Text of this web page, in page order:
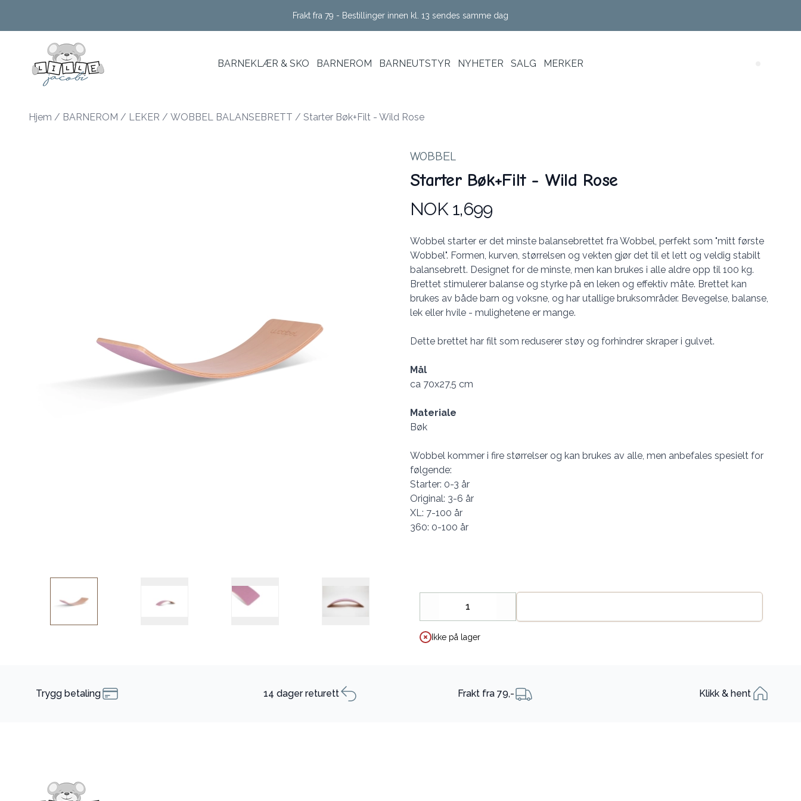
Frakt fra 79 - Bestillinger innen kl. 13 sendes samme dag
BARNEKLÆR & SKO BARNEROM BARNEUTSTYR NYHETER SALG MERKER
Hjem / BARNEROM / LEKER / WOBBEL BALANSEBRETT / Starter Bøk+Filt - Wild Rose
WOBBEL
Starter Bøk+Filt - Wild Rose
Produktdetaljer
NOK 1,699
Description
Wobbel starter er det minste balansebrettet fra Wobbel, perfekt som "mitt første
Wobbel". Formen, kurven, størrelsen og vekten gjør det til et lett og veldig stabilt
balansebrett. Designet for de minste, men kan brukes i alle aldre opp til 100 kg.
Brettet stimulerer balanse og styrke på en leken og effektiv måte. Brettet kan
brukes av både barn og voksne, og har utallige bruksområder. Bevegelse, balanse,
lek eller hvile - mulighetene er mange.
Dette brettet har filt som reduserer støy og forhindrer skraper i gulvet.
Mål
ca 70x27,5 cm
Materiale
Bøk
Wobbel kommer i fire størrelser og kan brukes av alle, men anbefales spesielt for
følgende:
Starter: 0-3 år
Original: 3-6 år
XL: 7-100 år
360: 0-100 år
Decrease
Ikke på lager
Trygg betaling 14 dager returett Frakt fra 79,- Klikk & hent